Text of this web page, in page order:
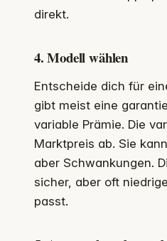
direkt.
4. Modell wählen
Entscheide dich für
gibt meist eine
variable Prämie. Die
Marktpreis ab. Sie
aber Schwankungen.
sicher, aber oft
passt.